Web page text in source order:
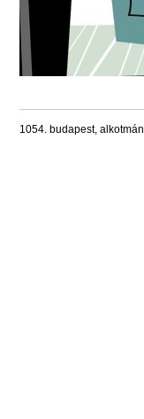
1054. budapest,